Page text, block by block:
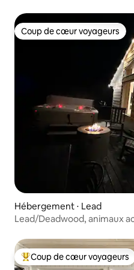
Coup de cœur voyageurs
Coup de cœur voyageurs
Hébergement ⋅ Lead
Lead/Deadwood, animaux
Coups de cœur voyageurs
Coup de cœur voyageurs